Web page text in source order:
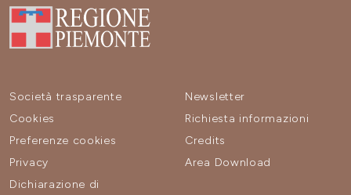
Società trasparente
Cookies
Preferenze cookies
Privacy
Dichiarazione di
Newsletter
Richiesta informazioni
Credits
Area Download